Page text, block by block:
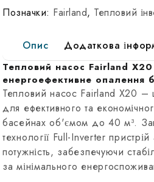
до
м³
Инверторный
тепловой
насос
Позначки: Fairland, Тепловий
Опис Додаткова
Тепловий насос Fairland
енергоефективне опалення
Тепловий насос Fairland X20 –
для ефективного та
басейнах об'ємом до 40 м³.
технології Full-Inverter
потужність, забезпечуючи
за мінімального